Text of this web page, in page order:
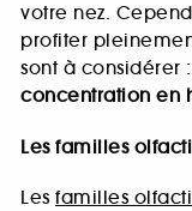
votre nez.
profiter
sont à considérer :
concentration en
Les familles
Les familles